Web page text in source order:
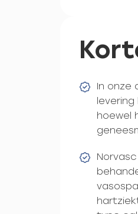
In onze
hoewel